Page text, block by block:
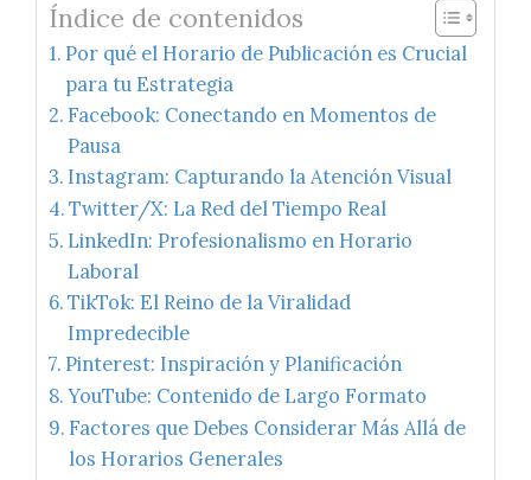
Índice de contenidos
Por qué el Horario de Publicación es Crucial
para tu Estrategia
Facebook: Conectando en Momentos de
Pausa
Instagram: Capturando la Atención Visual
Twitter/X: La Red del Tiempo Real
LinkedIn: Profesionalismo en Horario
Laboral
TikTok: El Reino de la Viralidad
Impredecible
Pinterest: Inspiración y Planificación
YouTube: Contenido de Largo Formato
Factores que Debes Considerar Más Allá de
los Horarios Generales